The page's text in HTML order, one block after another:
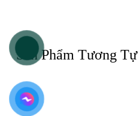
Sản Phẩm Tương Tự